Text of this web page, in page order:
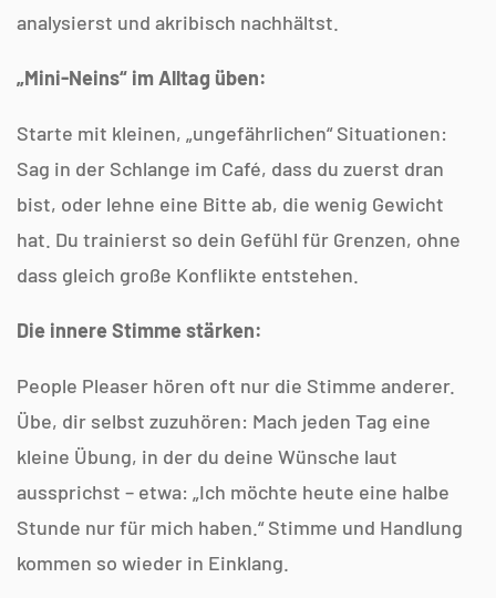
analysierst und akribisch nachhältst.
„Mini-Neins“ im Alltag üben:
Starte mit kleinen, „ungefährlichen“ Situationen:
Sag in der Schlange im Café, dass du zuerst dran
bist, oder lehne eine Bitte ab, die wenig Gewicht
hat. Du trainierst so dein Gefühl für Grenzen, ohne
dass gleich große Konflikte entstehen.
Die innere Stimme stärken:
People Pleaser hören oft nur die Stimme anderer.
Übe, dir selbst zuzuhören: Mach jeden Tag eine
kleine Übung, in der du deine Wünsche laut
aussprichst – etwa: „Ich möchte heute eine halbe
Stunde nur für mich haben.“ Stimme und Handlung
kommen so wieder in Einklang.